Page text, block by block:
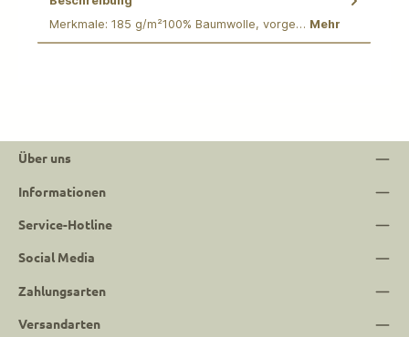
Merkmale: 185 g/m²100% Baumwolle, vorge… Mehr
Über uns
Informationen
Service-Hotline
Social Media
Zahlungsarten
Versandarten